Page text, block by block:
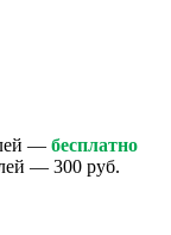
— бесплатно
— 300 руб.